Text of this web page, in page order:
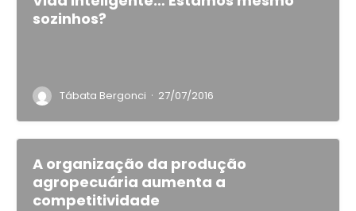
sozinhos?
Tábata Bergonci · 27/07/2016
A organização da produção
agropecuária aumenta a
competitividade